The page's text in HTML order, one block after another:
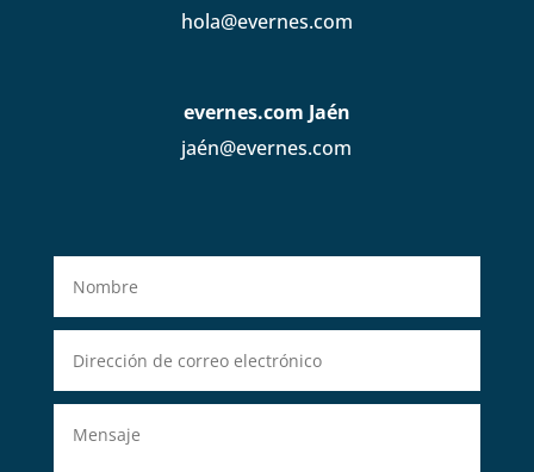
hola@evernes.com
evernes.com Jaén
jaén@evernes.com